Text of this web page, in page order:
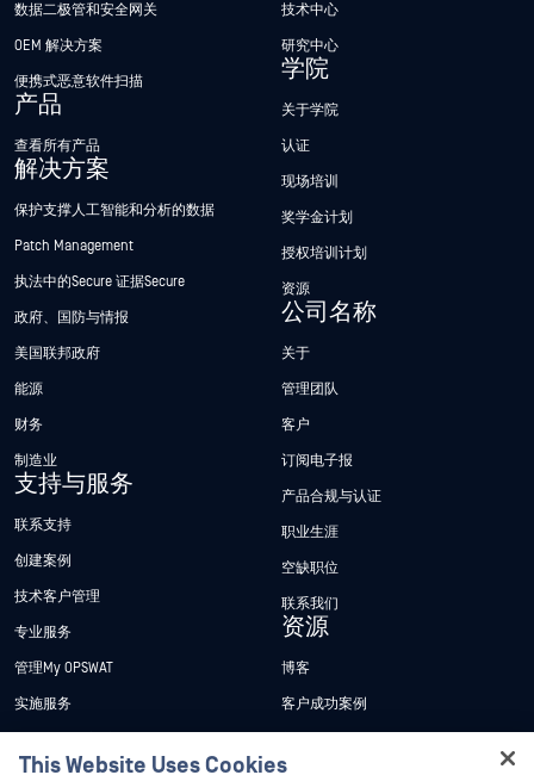
数据二极管和安全网关
OEM 解决方案
便携式恶意软件扫描
产品
查看所有产品
解决方案
保护支撑人工智能和分析的数据
Patch Management
执法中的Secure 证据Secure
政府、国防与情报
美国联邦政府
能源
财务
制造业
支持与服务
联系支持
创建案例
技术客户管理
专业服务
管理My OPSWAT
实施服务
技术中心
研究中心
学院
关于学院
认证
现场培训
奖学金计划
授权培训计划
资源
公司名称
关于
管理团队
客户
订阅电子报
产品合规与认证
职业生涯
空缺职位
联系我们
资源
博客
客户成功案例
This Website Uses Cookies